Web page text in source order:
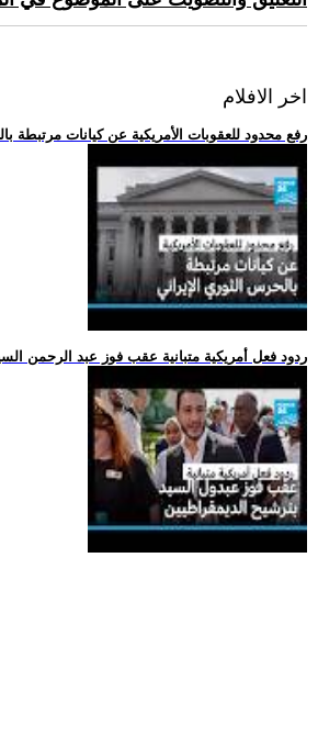
اخر الافلام
.. رفع محدود للعقوبات الأمريكية عن كيانات مرتبطة
.. ردود فعل أمريكية متبانية عقب فوز عبد الرحمن